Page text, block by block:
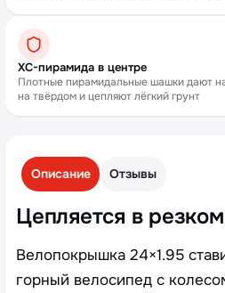
XC-пирамида в центре
Плотные пирамидальные шашки дают
на твёрдом и цепляют лёгкий грунт
Описание Отзывы
Цепляется в
Велопокрышка 24×1.95
горный велосипед с